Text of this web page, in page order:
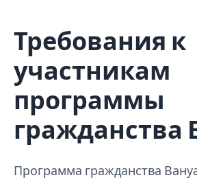
Требования к
участникам
программы
гражданства
Программа гражданства